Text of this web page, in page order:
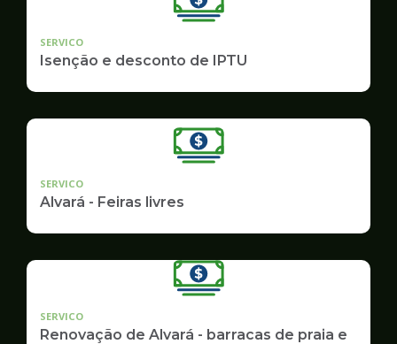
SERVICO
Isenção e desconto de IPTU
SERVICO
Alvará - Feiras livres
SERVICO
Renovação de Alvará - barracas de praia e